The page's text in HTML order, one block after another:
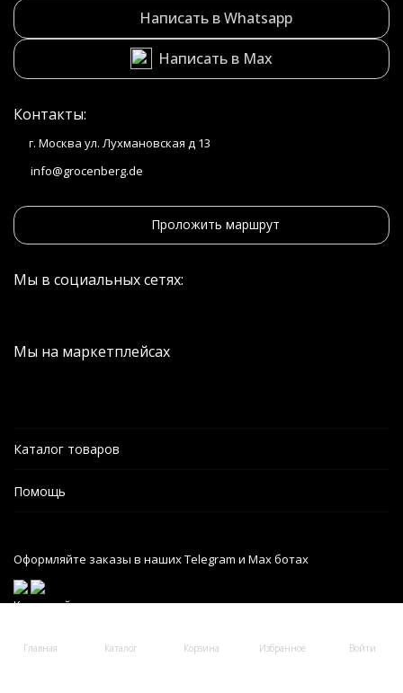
Главная Каталог Корзина Избранное Войти
Написать в Whatsapp
Написать в Max
Контакты:
г. Москва ул. Лухмановская д 13
info@grocenberg.de
Проложить маршрут
Мы в социальных сетях:
Мы на маркетплейсах
Каталог товаров
Помощь
Оформляйте заказы в наших Telegram и Max ботах
Карта сайта